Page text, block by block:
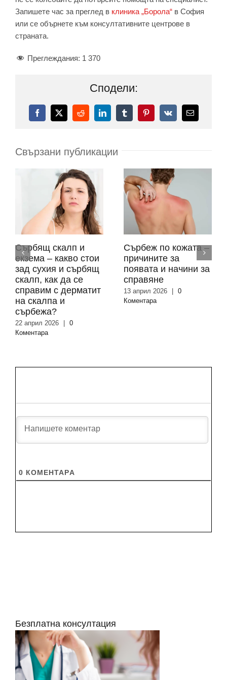
Запишете час за преглед в клиника „Борола“ в София
или се обърнете към консултативните центрове в
страната.
Преглеждания: 1 370
Сподели:
Facebook
X RedditLinkedInTumblrPinterest
Vk
поща:
Свързани публикации
Сърбящ скалп и
екзема – какво стои
зад сухия и сърбящ
скалп, как да се
справим с дерматит
на скалпа и
сърбежа?
22 април 2026
0
Коментара
Сърбеж по кожата –
причините за
появата и начини за
справяне
13 април 2026
0
Коментара
0 КОМЕНТАРA
Безплатна консултация